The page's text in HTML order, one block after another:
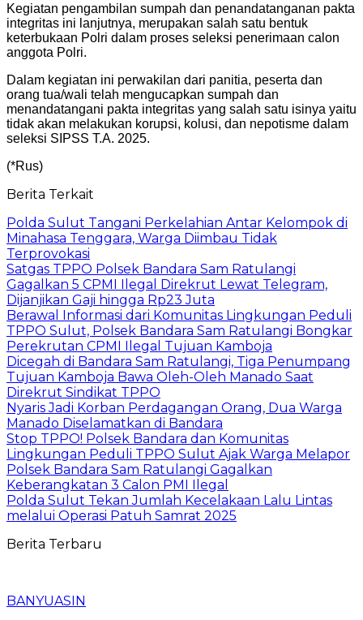
Kegiatan pengambilan sumpah dan penandatanganan pakta
integritas ini lanjutnya, merupakan salah satu bentuk
keterbukaan Polri dalam proses seleksi penerimaan calon
anggota Polri.
Dalam kegiatan ini perwakilan dari panitia, peserta dan
orang tua/wali telah mengucapkan sumpah dan
menandatangani pakta integritas yang salah satu isinya yaitu
tidak akan melakukan korupsi, kolusi, dan nepotisme dalam
seleksi SIPSS T.A. 2025.
(*Rus)
Berita Terkait
Polda Sulut Tangani Perkelahian Antar Kelompok di
Minahasa Tenggara, Warga Diimbau Tidak
Terprovokasi
Satgas TPPO Polsek Bandara Sam Ratulangi
Gagalkan 5 CPMI Ilegal Direkrut Lewat Telegram,
Dijanjikan Gaji hingga Rp23 Juta
Berawal Informasi dari Komunitas Lingkungan Peduli
TPPO Sulut, Polsek Bandara Sam Ratulangi Bongkar
Perekrutan CPMI Ilegal Tujuan Kamboja
Dicegah di Bandara Sam Ratulangi, Tiga Penumpang
Tujuan Kamboja Bawa Oleh-Oleh Manado Saat
Direkrut Sindikat TPPO
Nyaris Jadi Korban Perdagangan Orang, Dua Warga
Manado Diselamatkan di Bandara
Stop TPPO! Polsek Bandara dan Komunitas
Lingkungan Peduli TPPO Sulut Ajak Warga Melapor
Polsek Bandara Sam Ratulangi Gagalkan
Keberangkatan 3 Calon PMI Ilegal
Polda Sulut Tekan Jumlah Kecelakaan Lalu Lintas
melalui Operasi Patuh Samrat 2025
Berita Terbaru
BANYUASIN